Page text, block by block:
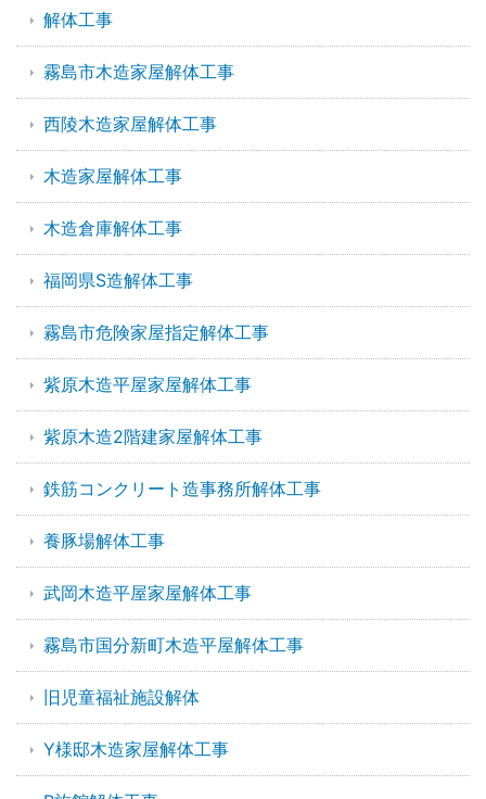
解体工事
霧島市木造家屋解体工事
西陵木造家屋解体工事
木造家屋解体工事
木造倉庫解体工事
福岡県S造解体工事
霧島市危険家屋指定解体工事
紫原木造平屋家屋解体工事
紫原木造2階建家屋解体工事
鉄筋コンクリート造事務所解体工事
養豚場解体工事
武岡木造平屋家屋解体工事
霧島市国分新町木造平屋解体工事
旧児童福祉施設解体
Y様邸木造家屋解体工事